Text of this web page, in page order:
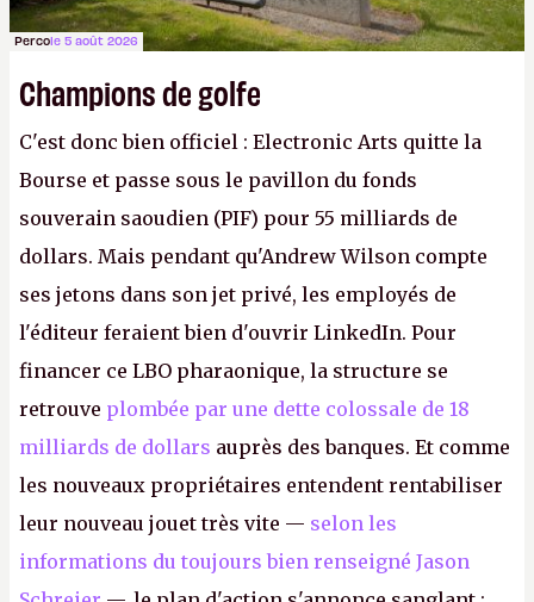
Percole 5 août 2026
Champions de golfe
C'est donc bien officiel : Electronic Arts quitte la
Bourse et passe sous le pavillon du fonds
souverain saoudien (PIF) pour 55 milliards de
dollars. Mais pendant qu'Andrew Wilson compte
ses jetons dans son jet privé, les employés de
l'éditeur feraient bien d'ouvrir LinkedIn. Pour
financer ce LBO pharaonique, la structure se
retrouve plombée par une dette colossale de 18
milliards de dollars auprès des banques. Et comme
les nouveaux propriétaires entendent rentabiliser
leur nouveau jouet très vite — selon les
informations du toujours bien renseigné Jason